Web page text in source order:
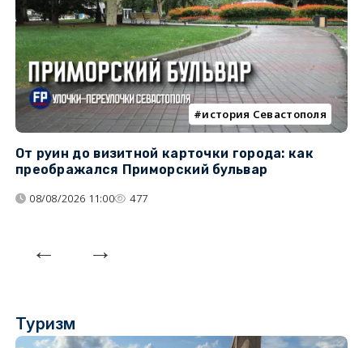
история Севастополя
От руин до визитной карточки города: как
преображался Приморский бульвар
08/08/2026 11:00 477
Туризм